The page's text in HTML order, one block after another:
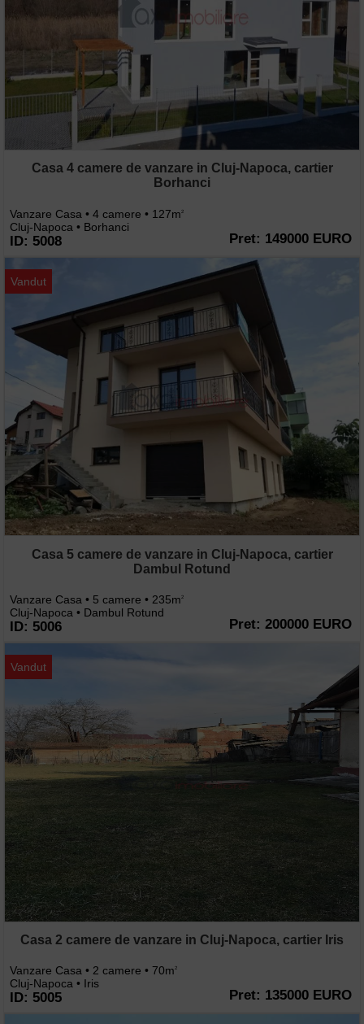
Casa 4 camere de vanzare in Cluj-Napoca, cartier
Borhanci
Vanzare Casa • 4 camere • 127m2
Cluj-Napoca • Borhanci
ID: 5008 Pret: 149000 EURO
Vandut
Casa 5 camere de vanzare in Cluj-Napoca, cartier
Dambul Rotund
Vanzare Casa • 5 camere • 235m2
Cluj-Napoca • Dambul Rotund
ID: 5006 Pret: 200000 EURO
Vandut
Casa 2 camere de vanzare in Cluj-Napoca, cartier Iris
Vanzare Casa • 2 camere • 70m2
Cluj-Napoca • Iris
ID: 5005 Pret: 135000 EURO